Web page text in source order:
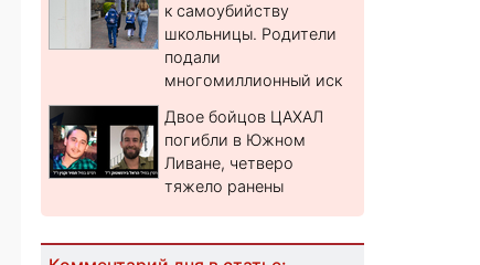
к самоубийству
школьницы. Родители
подали
многомиллионный иск
Двое бойцов ЦАХАЛ
погибли в Южном
Ливане, четверо
тяжело ранены